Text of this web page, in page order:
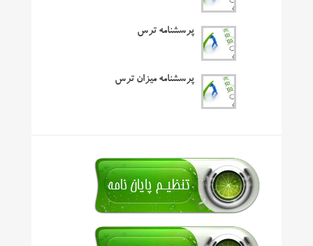
پرسشنامه ترس
پرسشنامه میزان ترس